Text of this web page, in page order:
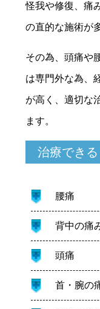
怪我や修復、痛
の直的な施術が
その為、頭痛や
は専門外な為、
が高く、適切な
ます。
治療でき
腰痛
背中の痛
頭痛
首・腕の